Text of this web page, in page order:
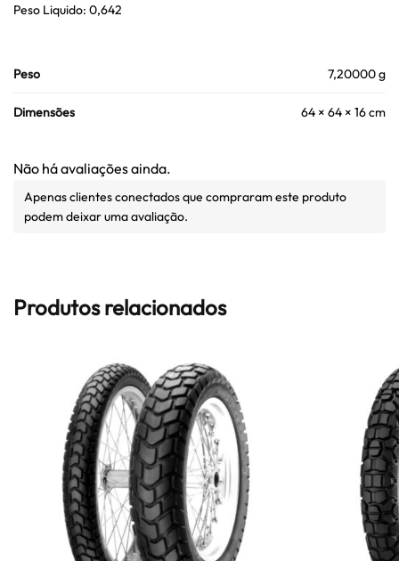
Peso Liquido: 0,642
Peso 7,20000 g
Dimensões 64 × 64 × 16 cm
Não há avaliações ainda.
Apenas clientes conectados que compraram este produto
podem deixar uma avaliação.
Produtos relacionados